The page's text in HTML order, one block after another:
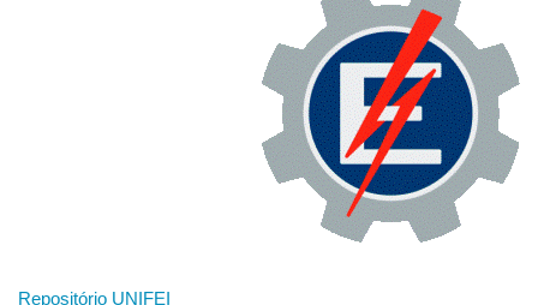
Repositório UNIFEI